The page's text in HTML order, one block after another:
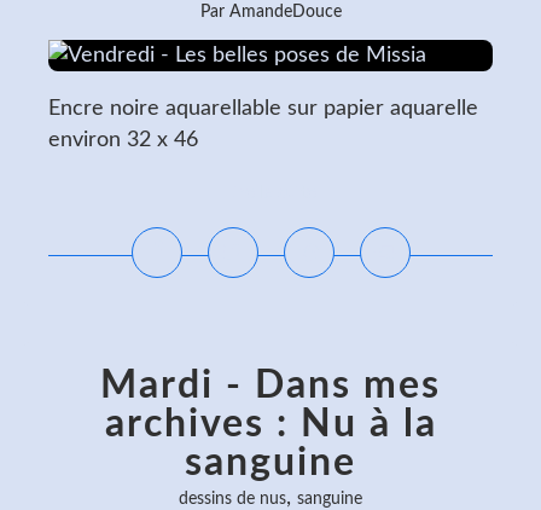
Par AmandeDouce
Encre noire aquarellable sur papier aquarelle
environ 32 x 46
Mardi - Dans mes
archives : Nu à la
sanguine
dessins de nus, sanguine